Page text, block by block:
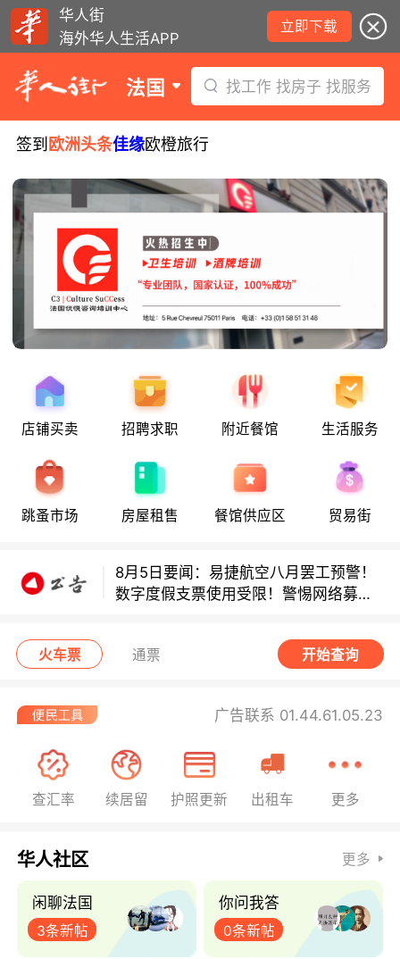
华人街
海外华人生活APP
立即下载
法国 找工作 找房子 找服务
签到 欧洲头条佳缘欧橙旅行
店铺买卖 招聘求职 附近餐馆 生活服务
跳蚤市场 房屋租售 餐馆供应区 贸易街
8月5日要闻：易捷航空八月罢工预警！
数字度假支票使用受限！警惕网络募捐
无栏杆收费站逃费将重罚！
多款避孕套因安全缺陷召回！
8月5日要闻：易捷航空八月罢工预警！
数字度假支票使用受限！警惕网络募捐
无栏杆收费站逃费将重罚！
火车票 通票 开始查询
广告联系 01.44.61.05.23
查汇率 续居留 护照更新 出租车 更多
华人社区 更多
闲聊法国
3条新帖
你问我答
0条新帖